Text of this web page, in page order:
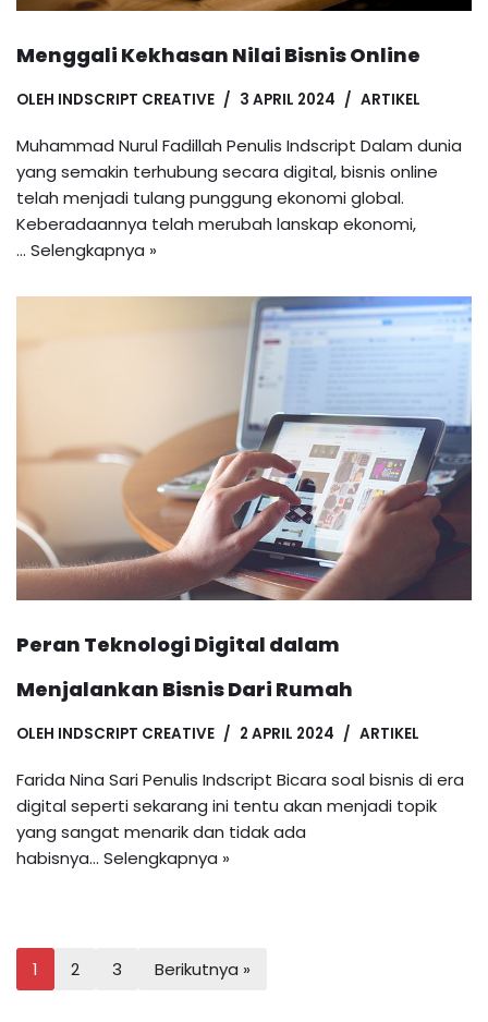
Menggali Kekhasan Nilai Bisnis Online
OLEH INDSCRIPT CREATIVE 3 APRIL 2024 ARTIKEL
Muhammad Nurul Fadillah Penulis Indscript Dalam dunia
yang semakin terhubung secara digital, bisnis online
telah menjadi tulang punggung ekonomi global.
Keberadaannya telah merubah lanskap ekonomi,
… Selengkapnya »
Peran Teknologi Digital dalam
Menjalankan Bisnis Dari Rumah
OLEH INDSCRIPT CREATIVE 2 APRIL 2024 ARTIKEL
Farida Nina Sari Penulis Indscript Bicara soal bisnis di era
digital seperti sekarang ini tentu akan menjadi topik
yang sangat menarik dan tidak ada
habisnya… Selengkapnya »
1 2 3 Berikutnya »